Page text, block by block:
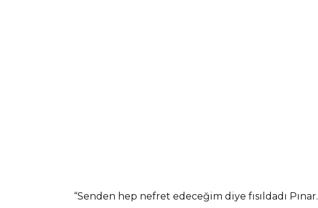
“Senden hep nefret edeceğim diye fısıldadı Pınar.